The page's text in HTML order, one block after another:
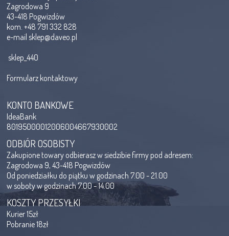
Zagrodowa 9
43-418 Pogwizdów
kom. +48 791 332 828
e-mailsklep@daveo.pl
sklep_440
Formularz kontaktowy
KONTO BANKOWE
IdeaBank
80195000012006004667930002
ODBIÓR OSOBISTY
Zakupione towary odbierasz w siedzibie firmy pod adresem:
Zagrodowa 9, 43-418 Pogwizdów
Od poniedziałku do piątku w godzinach 7.00 - 21.00
w soboty w godzinach 7.00 - 14.00
KOSZTY PRZESYŁKI
Kurier 15zł
Pobranie 18zł